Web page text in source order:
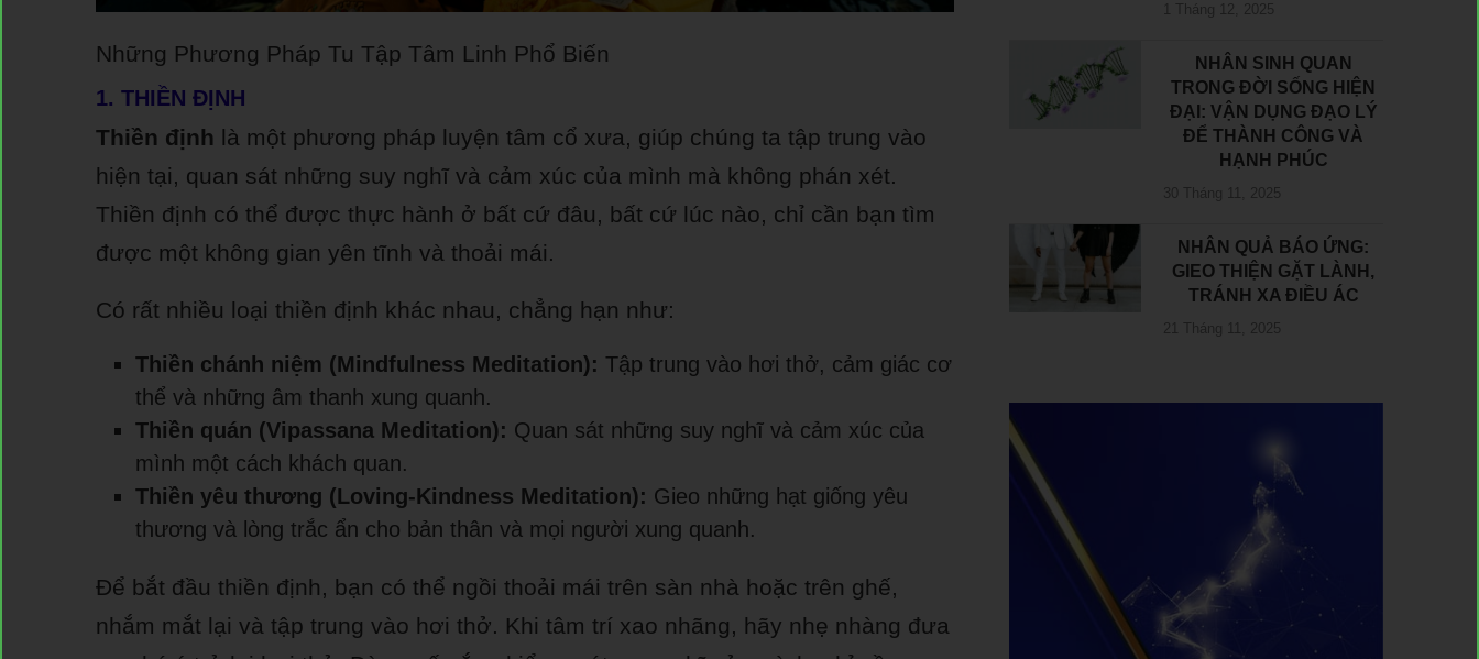
Những Phương Pháp Tu Tập Tâm Linh Phổ Biến
1. THIỀN ĐỊNH
Thiền định là một phương pháp luyện tâm cổ xưa, giúp chúng ta tập trung vào
hiện tại, quan sát những suy nghĩ và cảm xúc của mình mà không phán xét.
Thiền định có thể được thực hành ở bất cứ đâu, bất cứ lúc nào, chỉ cần bạn tìm
được một không gian yên tĩnh và thoải mái.
Có rất nhiều loại thiền định khác nhau, chẳng hạn như:
Thiền chánh niệm (Mindfulness Meditation): Tập trung vào hơi thở, cảm giác cơ
thể và những âm thanh xung quanh.
Thiền quán (Vipassana Meditation): Quan sát những suy nghĩ và cảm xúc của
mình một cách khách quan.
Thiền yêu thương (Loving-Kindness Meditation): Gieo những hạt giống yêu
thương và lòng trắc ẩn cho bản thân và mọi người xung quanh.
Để bắt đầu thiền định, bạn có thể ngồi thoải mái trên sàn nhà hoặc trên ghế,
nhắm mắt lại và tập trung vào hơi thở. Khi tâm trí xao nhãng, hãy nhẹ nhàng đưa
1 Tháng 12, 2025
NHÂN SINH QUAN
TRONG ĐỜI SỐNG HIỆN
ĐẠI: VẬN DỤNG ĐẠO LÝ
ĐỂ THÀNH CÔNG VÀ
HẠNH PHÚC
30 Tháng 11, 2025
NHÂN QUẢ BÁO ỨNG:
GIEO THIỆN GẶT LÀNH,
TRÁNH XA ĐIỀU ÁC
21 Tháng 11, 2025